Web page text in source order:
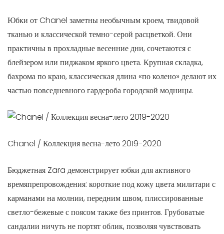
Юбки от Chanel заметны необычным кроем, твидовой
тканью и классической темно-серой расцветкой. Они
практичны в прохладные весенние дни, сочетаются с
блейзером или пиджаком яркого цвета. Крупная складка,
бахрома по краю, классическая длина «по колено» делают их
частью повседневного гардероба городской модницы.
Chanel / Коллекция весна-лето 2019-2020
Бюджетная Zara демонстрирует юбки для активного
времяпрепровождения: короткие под кожу цвета милитари с
карманами на молнии, передним швом, плиссированные
светло-бежевые с поясом также без принтов. Грубоватые
сандалии ничуть не портят облик, позволяя чувствовать